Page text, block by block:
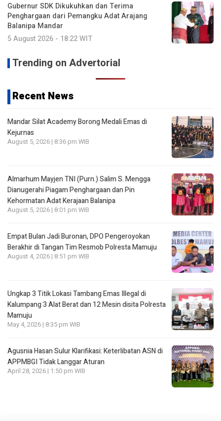
Gubernur SDK Dikukuhkan dan Terima
Penghargaan dari Pemangku Adat Arajang
Balanipa Mandar
5 August 2026 - 18:22 WIT
Trending on Advertorial
Recent News
Mandar Silat Academy Borong Medali Emas di
Kejurnas
August 5, 2026 | 8:36 pm WIB
Almarhum Mayjen TNI (Purn.) Salim S. Mengga
Dianugerahi Piagam Penghargaan dan Pin
Kehormatan Adat Kerajaan Balanipa
August 5, 2026 | 8:01 pm WIB
Empat Bulan Jadi Buronan, DPO Pengeroyokan
Berakhir di Tangan Tim Resmob Polresta Mamuju
August 4, 2026 | 8:51 pm WIB
Ungkap 3 Titik Lokasi Tambang Emas Illegal di
Kalumpang 3 Alat Berat dan 12 Mesin disita Polresta
Mamuju
May 4, 2026 | 8:35 pm WIB
Agusnia Hasan Sulur Klarifikasi: Keterlibatan ASN di
APPMBGI Tidak Langgar Aturan
April 28, 2026 | 1:50 pm WIB